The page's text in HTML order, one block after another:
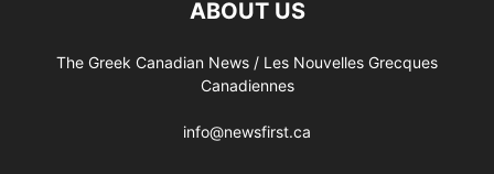
ABOUT US
The Greek Canadian News / Les Nouvelles Grecques
Canadiennes
info@newsfirst.ca